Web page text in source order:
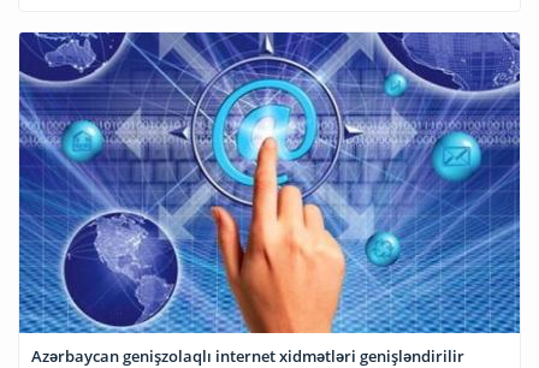
Azərbaycan genişzolaqlı internet xidmətləri genişləndirilir